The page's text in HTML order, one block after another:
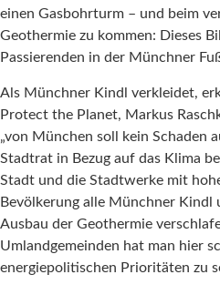
einen Gasbohrturm – und beim
Geothermie zu kommen: Dieses
Passierenden in der Münchner
Als Münchner Kindl verkleidet,
Protect the Planet, Markus
„von München soll kein Schaden
Stadtrat in Bezug auf das Klima
Stadt und die Stadtwerke mit
Bevölkerung alle Münchner
Ausbau der Geothermie
Umlandgemeinden hat man hier
energiepolitischen Prioritäten zu